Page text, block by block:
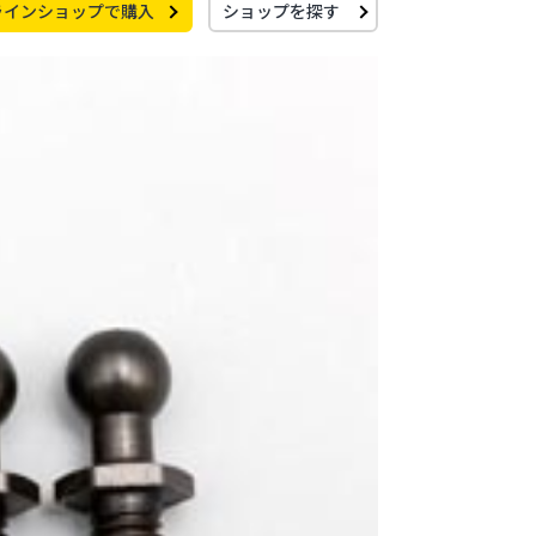
ンショップで購入 ショップを探す